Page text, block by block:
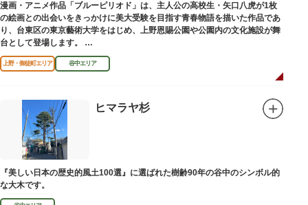
漫画・アニメ作品「ブルーピリオド」は、主人公の高校生・矢口八虎が1枚
の絵画との出会いをきっかけに美大受験を目指す青春物語を描いた作品であ
り、台東区の東京藝術大学をはじめ、上野恩賜公園や公園内の文化施設が舞
台として登場します。
区にゆかりのある本作品を通して、新たな観光スポット創出による誘客促進
と区内観光客の回遊性向上を図るため、こちらのマンホール蓋を設置しまし
設置年月日：令和4年3月1日
上野・御徒町エリア 谷中エリア
ヒマラヤ杉
『美しい日本の歴史的風土100選』に選ばれた樹齢90年の谷中のシンボル的
な大木です。